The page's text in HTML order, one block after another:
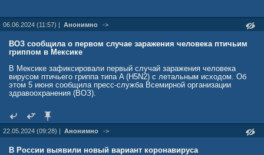
существует и существующие меры профилактики направлены на
противоклещевую обработку территории.
По его словам, в восьми областях также диагностирована
геморрагическая лихорадка с почечным синдромом, которую на
почечная недостаточность.
Заражения происходят чаще всего летом и осенью при посещении
лесов и полей, заключил собеседник издания.
social.ren.tv/blog/43984440638/Desyatki-sluchayev-zarazheniya-kongo-
kryimskoy-lihoradkoy-proizo
06.06.2024 (11:57) | Анонимно ->
ВОЗ сообщила о первом случае заражения человека птичьим
гриппом в Мексике
В Мексике зафиксировали первый случай заражения человека
вирусом птичьего гриппа типа A (H5N2) с летальным исходом. Об
этом 5 июня сообщила пресс-служба Всемирной организации
здравоохранения (ВОЗ).
22.05.2024 (09:28) | Анонимно ->
В России выявили новый вариант коронавируса